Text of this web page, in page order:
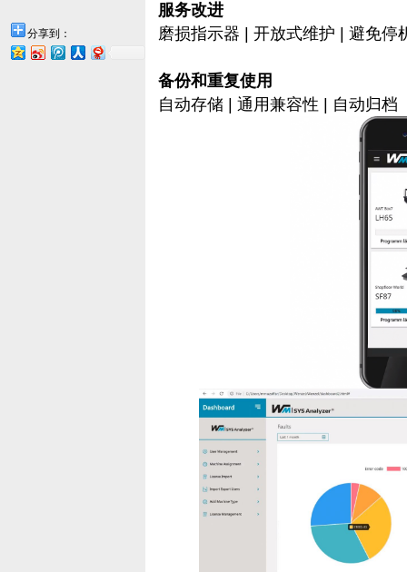
分享到：
服务改进
磨损指示器 | 开放式维护 | 避免停
备份和重复使用
自动存储 | 通用兼容性 | 自动归档